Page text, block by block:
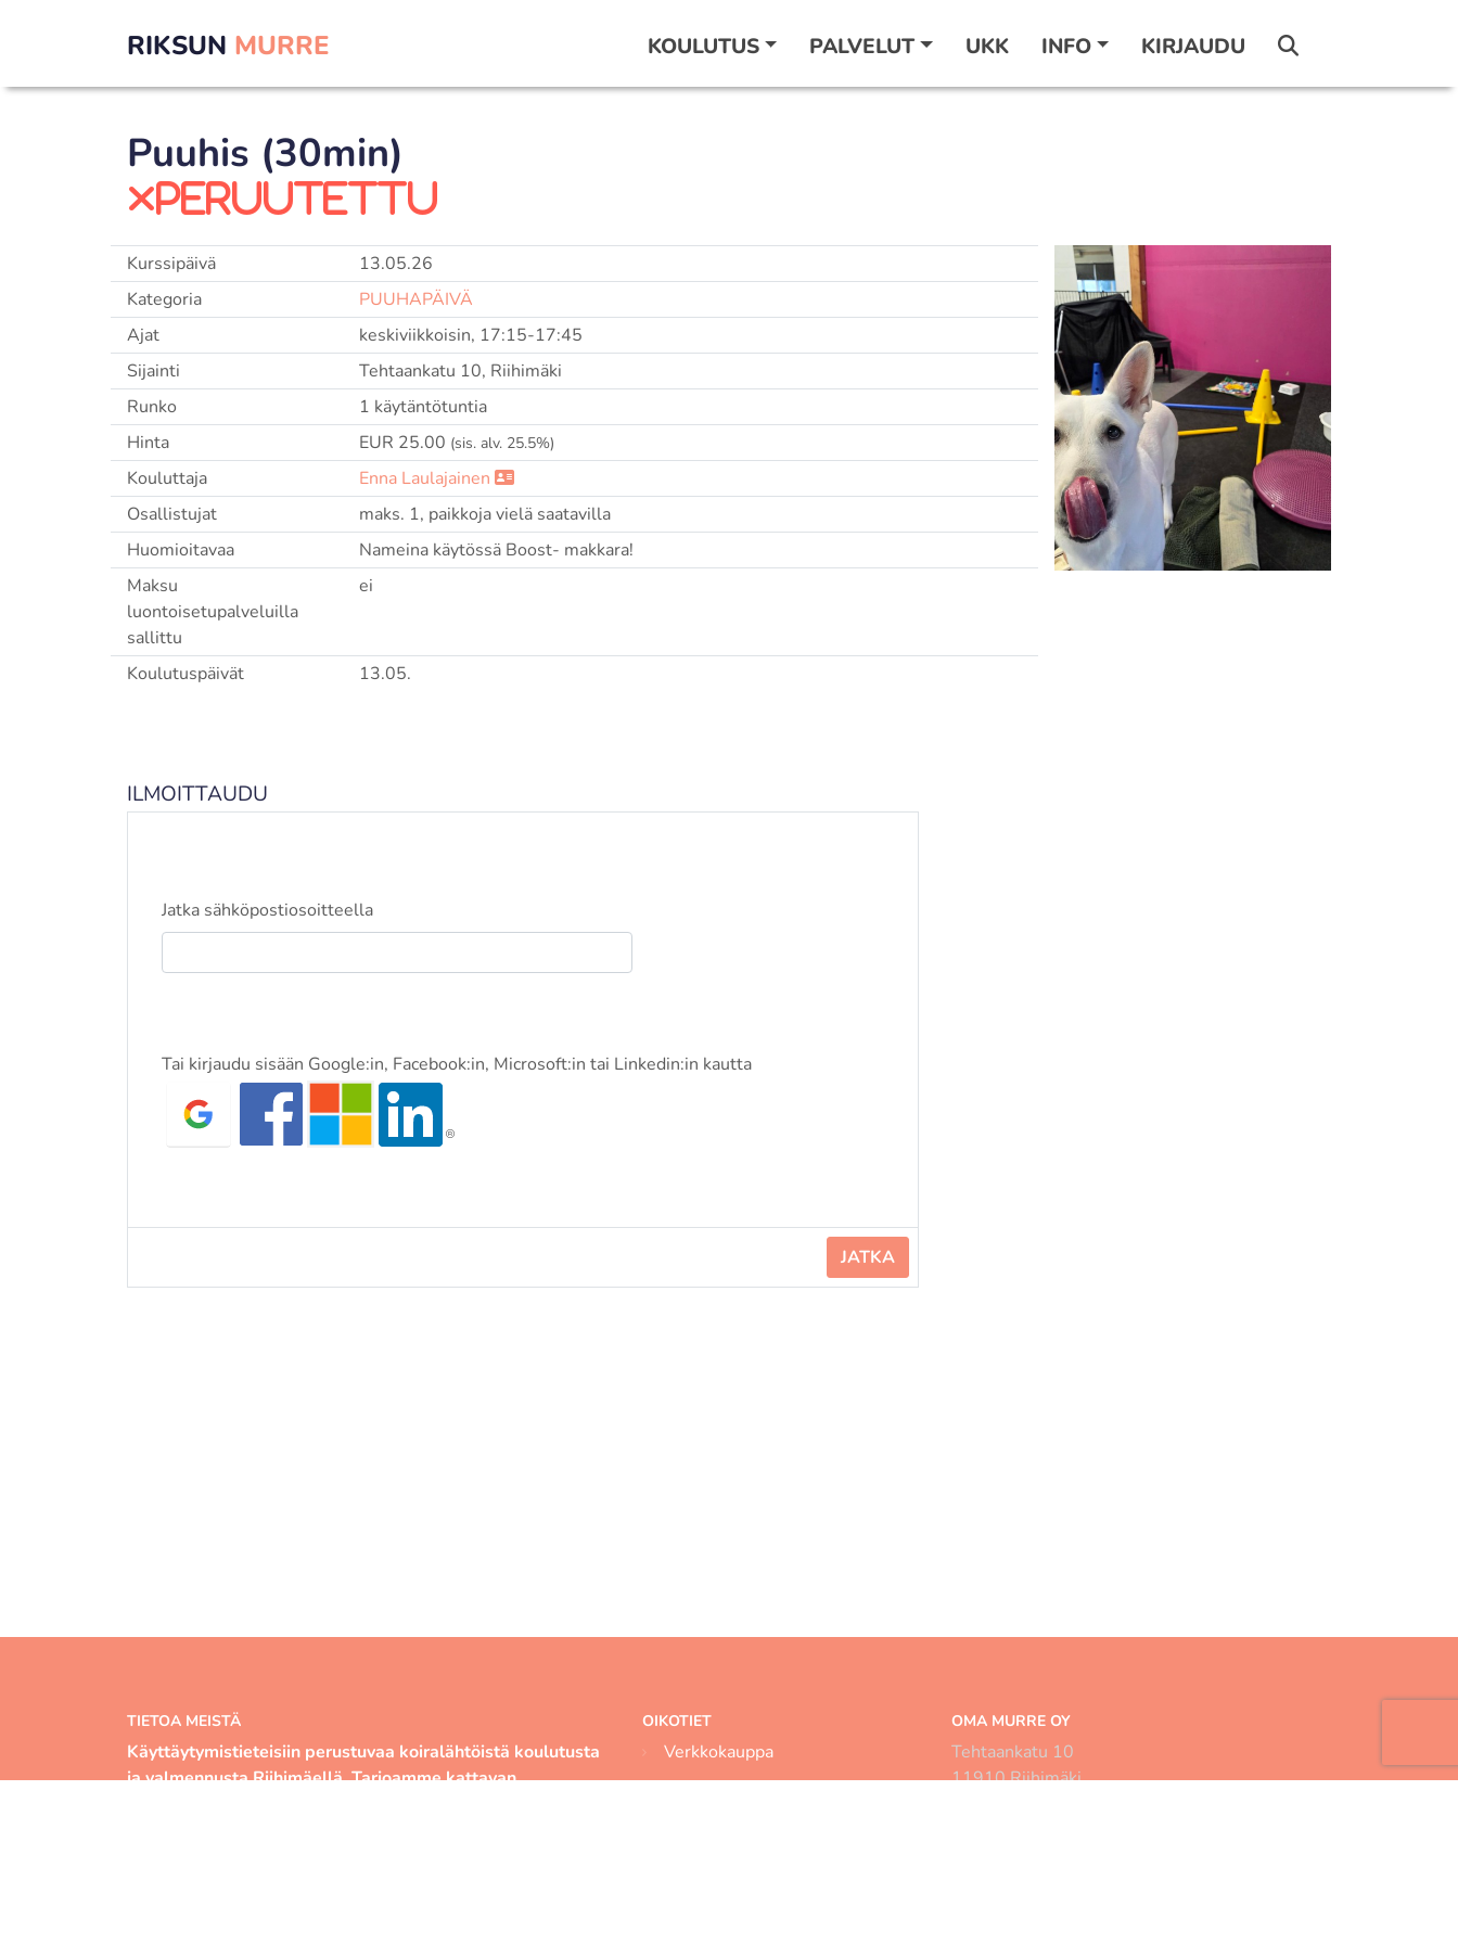
RIKSUN MURRE KOULUTUS PALVELUT UKK INFO KIRJAUDU
Puuhis (30min)
peruutettu
Kurssipäivä
13.05.26
Kategoria
PUUHAPÄIVÄ
Ajat
keskiviikkoisin, 17:15-17:45
Sijainti
Tehtaankatu 10, Riihimäki
Runko
1 käytäntötuntia
Hinta
EUR 25.00 (sis. alv. 25.5%)
Kouluttaja
Enna Laulajainen
Osallistujat
maks. 1, paikkoja vielä saatavilla
Huomioitavaa
Nameina käytössä Boost- makkara!
Maksu
luontoisetupalveluilla
sallittu
ei
Koulutuspäivät 13.05.
ILMOITTAUDU
Jatka sähköpostiosoitteella
Tai kirjaudu sisään Google:in, Facebook:in, Microsoft:in tai Linkedin:in kautta
JATKA
TIETOA MEISTÄ
Käyttäytymistieteisiin perustuvaa koiralähtöistä koulutusta
ja valmennusta Riihimäellä. Tarjoamme kattavan
OIKOTIET
Verkkokauppa
OMA MURRE OY
Tehtaankatu 10
11910 Riihimäki